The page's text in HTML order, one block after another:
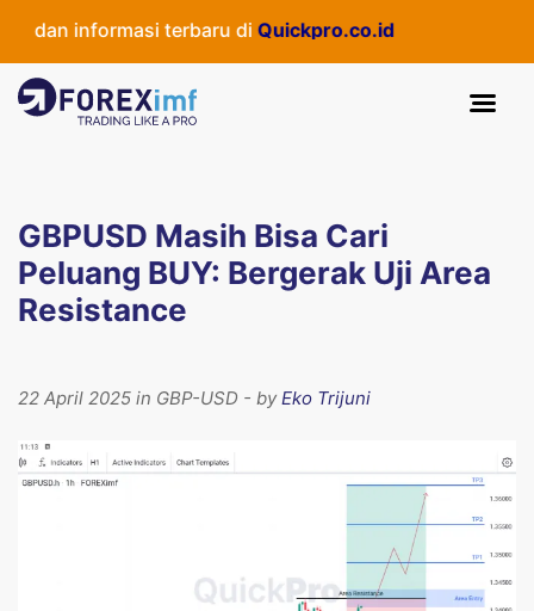
informasi terbaru di Quickpro.co.id
GBPUSD Masih Bisa Cari
Peluang BUY: Bergerak Uji Area
Resistance
22 April 2025 in GBP-USD - byEko Trijuni